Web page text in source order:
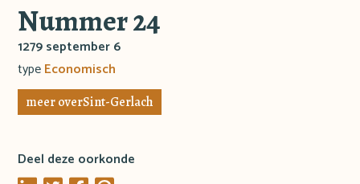
Nummer 24
1279 september 6
typeEconomisch
meer overSint-Gerlach
Deel deze oorkonde